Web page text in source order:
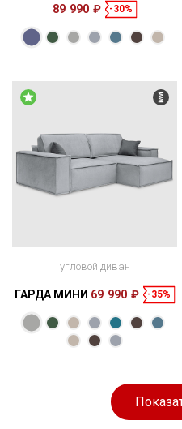
Размеры
Спальное
89 990 ₽
-30%
Размеры
Спальное
угловой диван
ГАРДА МИНИ 69 990 ₽ -35%